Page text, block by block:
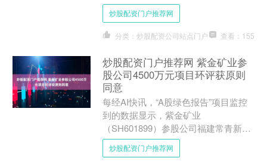
岁青年莫哈末依克马疑因饮用未清洗的
罐装饮料，染上鼠尿病....
炒股配资门户推荐网
分类：炒股配资公司站点门户 查看：155
炒股配资门户推荐网 紫金矿业参
股公司4500万元项目环评获原则
同意
每经AI快讯，“A股绿色报告”项目监控
到的数据显示，紫金矿业
（SH601899）参股公司福建常青新能
源科技有限公司氯化钴、硫酸镍晶体生
产线及配套设施改造项目环评....
炒股配资门户推荐网